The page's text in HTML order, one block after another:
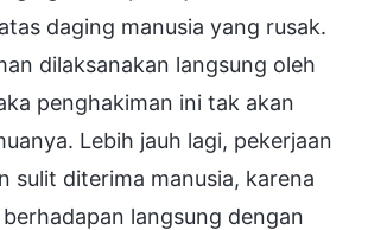
daging manusia yang rusak.
dilaksanakan langsung oleh
penghakiman ini tak akan
Lebih jauh lagi, pekerjaan
sulit diterima manusia, karena
langsung dengan